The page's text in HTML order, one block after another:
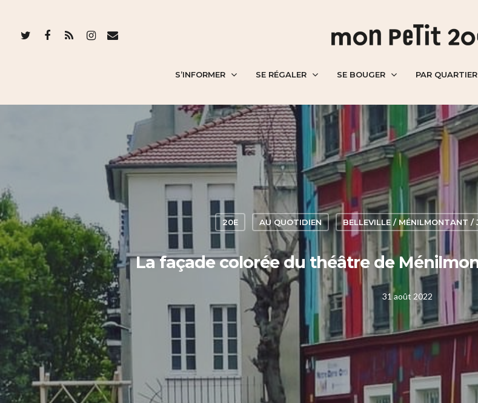
S’INFORMER SE RÉGALER SE BOUGER PAR QUARTIER
20E AU QUOTIDIEN BELLEVILLE / MÉNILMONTANT /
La façade colorée du théâtre de
31 août 2022